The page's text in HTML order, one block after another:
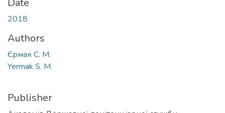
2018
Authors
Єрмак С. М.
Yermak S. M.
Publisher